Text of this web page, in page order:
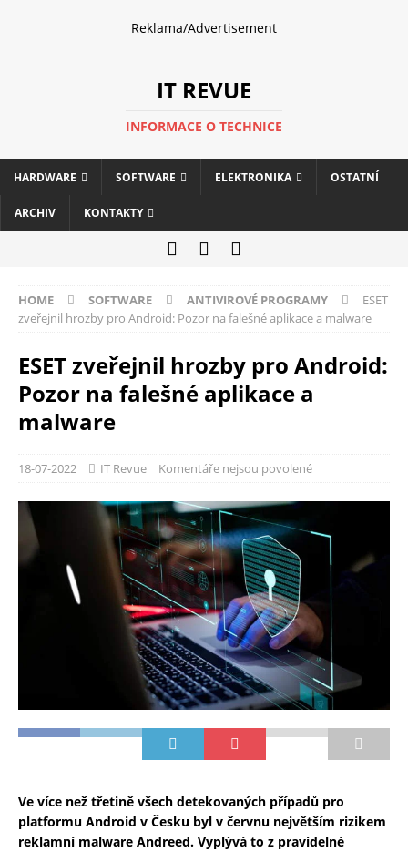
Reklama/Advertisement
IT REVUE
INFORMACE O TECHNICE
HARDWARE SOFTWARE ELEKTRONIKA OSTATNÍ
ARCHIV KONTAKTY
HOME SOFTWARE ANTIVIROVÉ PROGRAMY
ESET
zveřejnil hrozby pro Android: Pozor na falešné aplikace a malware
ESET zveřejnil hrozby pro Android:
Pozor na falešné aplikace a
malware
18-07-2022 IT Revue Komentáře nejsou povolené
Ve více než třetině všech detekovaných případů pro
platformu Android v Česku byl v červnu největším rizikem
reklamní malware Andreed. Vyplývá to z pravidelné